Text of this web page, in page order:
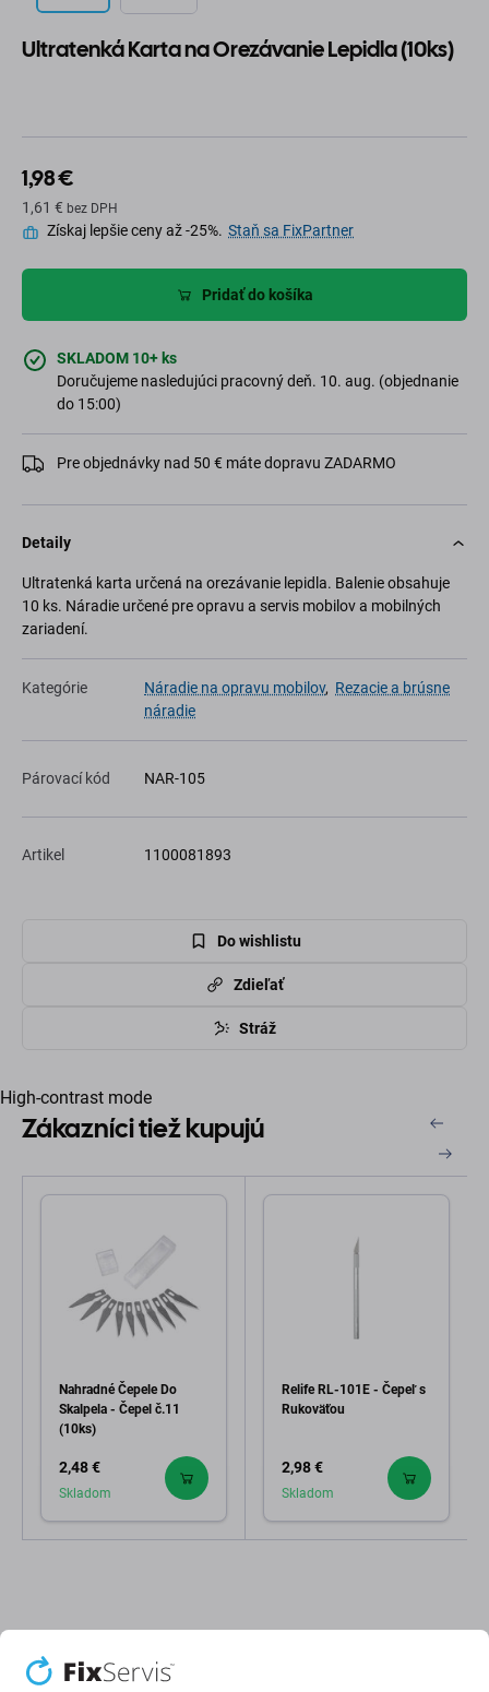
Ultratenká Karta na Orezávanie Lepidla (10ks)
1,98 €
1,61 € bez DPH
Získaj lepšie ceny až -25%. Staň sa FixPartner
Pridať do košíka
SKLADOM 10+ ks
Doručujeme nasledujúci pracovný deň. 10. aug. (objednanie
do 15:00)
Pre objednávky nad 50 € máte dopravu ZADARMO
Detaily
Ultratenká karta určená na orezávanie lepidla. Balenie obsahuje
10 ks. Náradie určené pre opravu a servis mobilov a mobilných
zariadení.
Kategórie Náradie na opravu mobilov, Rezacie a brúsne
náradie
Párovací kód NAR-105
Artikel 1100081893
Do wishlistu
Zdieľať
Stráž
High-contrast mode
Zákazníci tiež kupujú
Nahradné Čepele Do
Skalpela - Čepel č.11
(10ks)
2,48 €
Skladom
Relife RL-101E - Čepeľ s
Rukoväťou
2,98 €
Skladom